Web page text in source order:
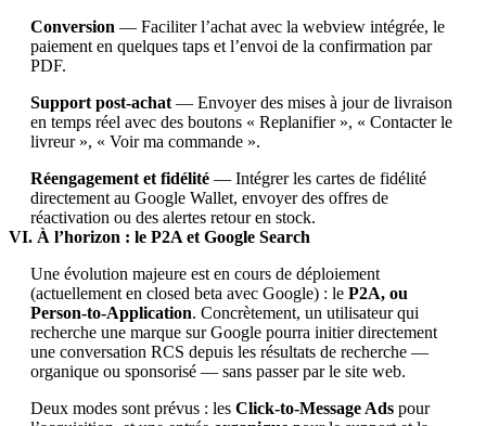
Conversion — Faciliter l’achat avec la webview intégrée, le
paiement en quelques taps et l’envoi de la confirmation par
PDF.
Support post-achat — Envoyer des mises à jour de livraison
en temps réel avec des boutons « Replanifier », « Contacter le
livreur », « Voir ma commande ».
Réengagement et fidélité — Intégrer les cartes de fidélité
directement au Google Wallet, envoyer des offres de
réactivation ou des alertes retour en stock.
VI. À l’horizon : le P2A et Google Search
Une évolution majeure est en cours de déploiement
(actuellement en closed beta avec Google) : le P2A, ou
Person-to-Application. Concrètement, un utilisateur qui
recherche une marque sur Google pourra initier directement
une conversation RCS depuis les résultats de recherche —
organique ou sponsorisé — sans passer par le site web.
Deux modes sont prévus : les Click-to-Message Ads pour